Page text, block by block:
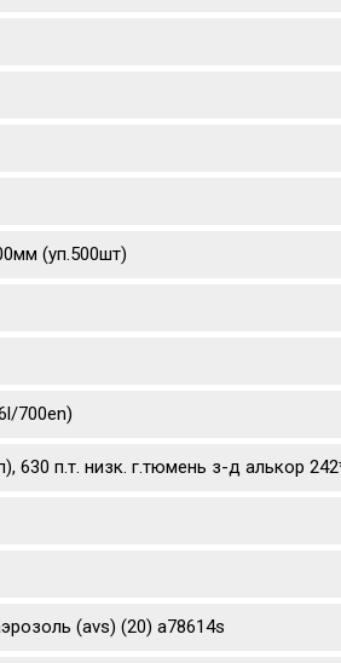
(уп.500шт)
700en)
630 п.т. низк. г.тюмень з-д алькор
(avs) (20) a78614s